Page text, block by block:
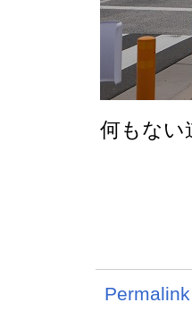
何もない
Permalink